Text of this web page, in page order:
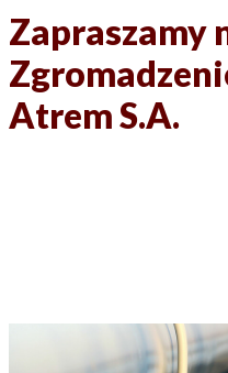
Zapraszamy
Atrem S.A.